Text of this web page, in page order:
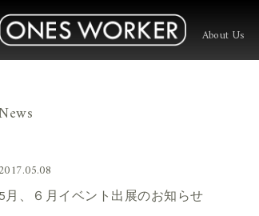
About Us
2017.05.08
5月、６月イベント出展のお知らせ